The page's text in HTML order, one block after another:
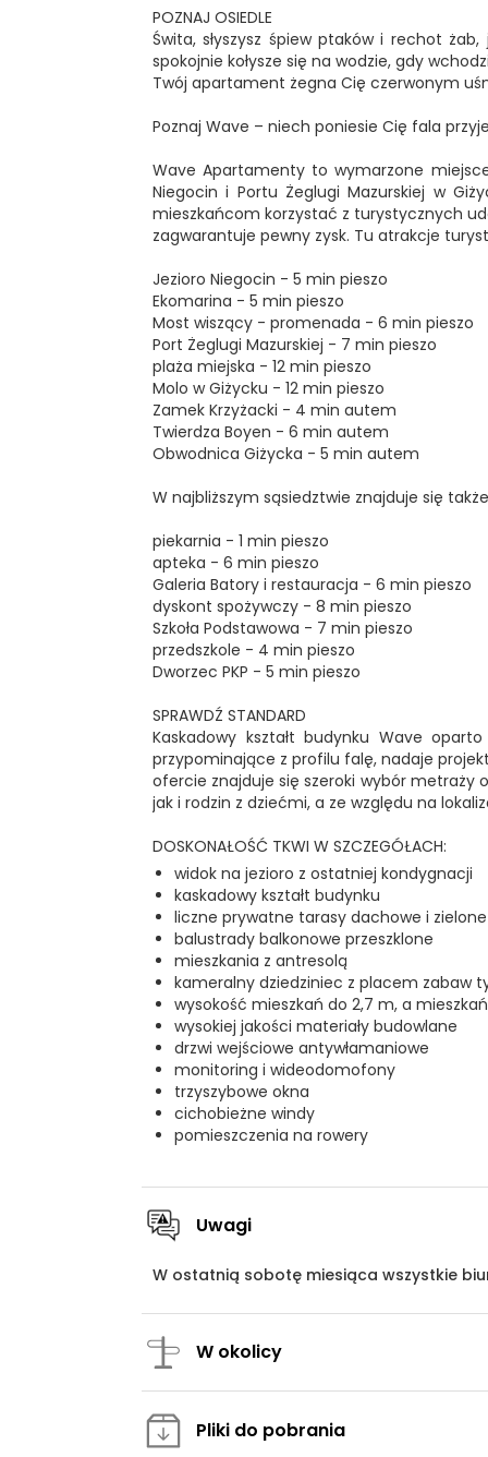
POZNAJ OSIEDLE
Świta, słyszysz śpiew ptaków i rechot
spokojnie kołysze się na wodzie, gdy
Twój apartament żegna Cię czerwonym
Poznaj Wave – niech poniesie Cię fala
Wave Apartamenty to wymarzone
Niegocin i Portu Żeglugi Mazurskiej w
mieszkańcom korzystać z turystycznych
zagwarantuje pewny zysk. Tu atrakcje
Jezioro Niegocin - 5 min pieszo
Ekomarina - 5 min pieszo
Most wiszący - promenada - 6 min pieszo
Port Żeglugi Mazurskiej - 7 min pieszo
plaża miejska - 12 min pieszo
Molo w Giżycku - 12 min pieszo
Zamek Krzyżacki - 4 min autem
Twierdza Boyen - 6 min autem
Obwodnica Giżycka - 5 min autem
W najbliższym sąsiedztwie znajduje się
piekarnia - 1 min pieszo
apteka - 6 min pieszo
Galeria Batory i restauracja - 6 min pieszo
dyskont spożywczy - 8 min pieszo
Szkoła Podstawowa - 7 min pieszo
przedszkole - 4 min pieszo
Dworzec PKP - 5 min pieszo
SPRAWDŹ STANDARD
Kaskadowy kształt budynku Wave
przypominające z profilu falę, nadaje
ofercie znajduje się szeroki wybór metraży
jak i rodzin z dziećmi, a ze względu na
DOSKONAŁOŚĆ TKWI W SZCZEGÓŁACH:
widok na jezioro z ostatniej kondygnacji
kaskadowy kształt budynku
liczne prywatne tarasy dachowe i
balustrady balkonowe przeszklone
mieszkania z antresolą
kameralny dziedziniec z placem zabaw
wysokość mieszkań do 2,7 m, a
wysokiej jakości materiały budowlane
drzwi wejściowe antywłamaniowe
monitoring i wideodomofony
trzyszybowe okna
cichobieżne windy
pomieszczenia na rowery
Uwagi
W ostatnią sobotę miesiąca wszystkie
W okolicy
Pliki do pobrania